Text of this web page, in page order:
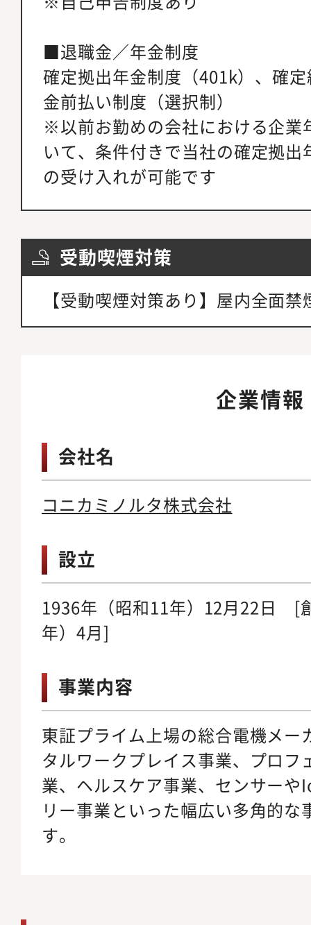
■退職金／年金制度
確定拠出年金制度（401k）、確
金前払い制度（選択制）
※以前お勤めの会社における企業
いて、条件付きで当社の確定拠
の受け入れが可能です
受動喫煙対策
【受動喫煙対策あり】屋内全面禁
企業情報
会社名
コニカミノルタ株式会社
設立
1936年（昭和11年）12月22日 [
年）4月]
事業内容
東証プライム上場の総合電機メー
タルワークプレイス事業、プロフ
業、ヘルスケア事業、センサーや
リー事業といった幅広い多角的な
す。